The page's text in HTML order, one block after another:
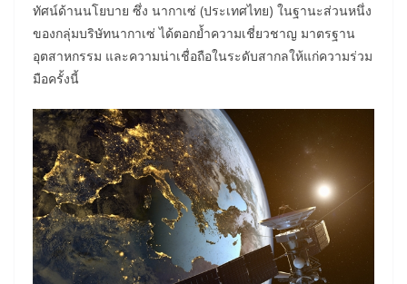
ทัศน์ด้านนโยบาย ซึ่ง นากาเซ่ (ประเทศไทย) ในฐานะส่วนหนึ่ง
ของกลุ่มบริษัทนากาเซ่ ได้ตอกย้ำความเชี่ยวชาญ มาตรฐาน
อุตสาหกรรม และความน่าเชื่อถือในระดับสากลให้แก่ความร่วม
มือครั้งนี้